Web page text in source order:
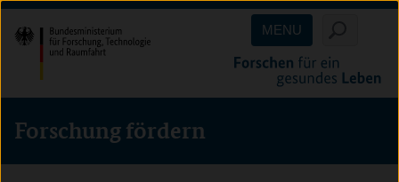
Direkt
zum
Inhalt
(Eingabetaste)
Direkt
zum
Hauptmenu
(Eingabetaste)
Direkt
zur
Suche
(Eingabetaste)
MENU
Forschung fördern